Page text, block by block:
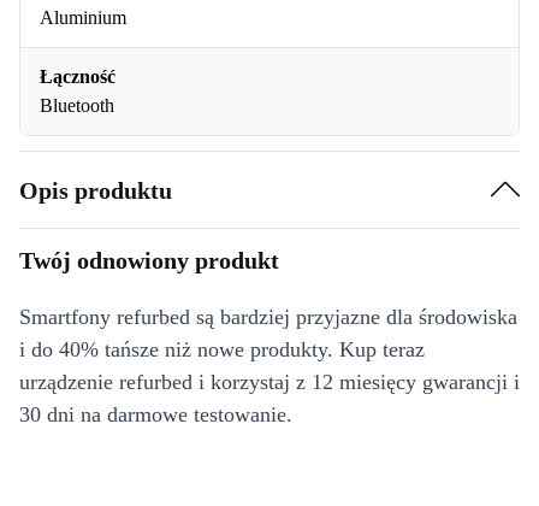
Aluminium
Łączność
Bluetooth
Opis produktu
Twój odnowiony produkt
Smartfony refurbed są bardziej przyjazne dla środowiska
i do 40% tańsze niż nowe produkty. Kup teraz
urządzenie refurbed i korzystaj z 12 miesięcy gwarancji i
30 dni na darmowe testowanie.